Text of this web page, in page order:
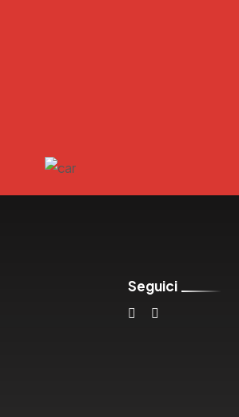
Seguici